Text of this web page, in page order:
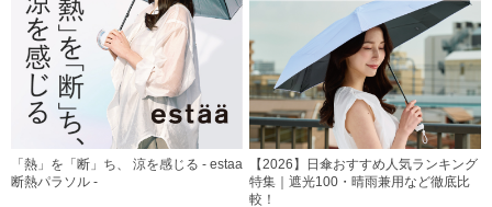
「熱」を「断」ち、 涼を感じる - estaa
断熱パラソル -
【2026】日傘おすすめ人気ランキング
特集｜遮光100・晴雨兼用など徹底比
較！